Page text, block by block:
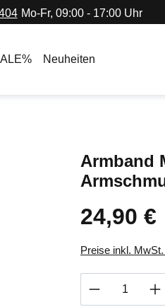
Mo-Fr, 09:00 - 17:00 Uhr
Neuheiten
Armband
Regulärer Preis:
24,90 €
Preise inkl.
Produkt